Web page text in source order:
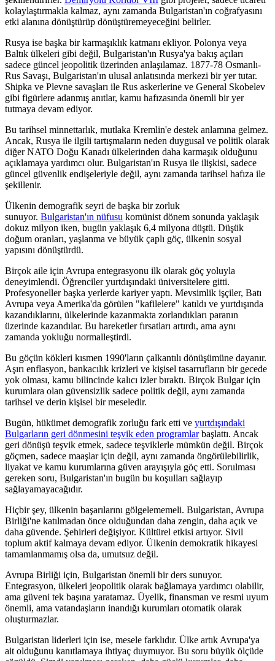
kolaylaştırmakla kalmaz, aynı zamanda Bulgaristan'ın coğrafyasını
etki alanına dönüştürüp dönüştüremeyeceğini belirler.
Rusya ise başka bir karmaşıklık katmanı ekliyor. Polonya veya
Baltık ülkeleri gibi değil, Bulgaristan'ın Rusya'ya bakış açıları
sadece güncel jeopolitik üzerinden anlaşılamaz. 1877-78 Osmanlı-
Rus Savaşı, Bulgaristan'ın ulusal anlatısında merkezi bir yer tutar.
Shipka ve Plevne savaşları ile Rus askerlerine ve General Skobelev
gibi figürlere adanmış anıtlar, kamu hafızasında önemli bir yer
tutmaya devam ediyor.
Bu tarihsel minnettarlık, mutlaka Kremlin'e destek anlamına gelmez.
Ancak, Rusya ile ilgili tartışmaların neden duygusal ve politik olarak
diğer NATO Doğu Kanadı ülkelerinden daha karmaşık olduğunu
açıklamaya yardımcı olur. Bulgaristan'ın Rusya ile ilişkisi, sadece
güncel güvenlik endişeleriyle değil, aynı zamanda tarihsel hafıza ile
şekillenir.
Ülkenin demografik seyri de başka bir zorluk
sunuyor. Bulgaristan'ın nüfusu komünist dönem sonunda yaklaşık
dokuz milyon iken, bugün yaklaşık 6,4 milyona düştü. Düşük
doğum oranları, yaşlanma ve büyük çaplı göç, ülkenin sosyal
yapısını dönüştürdü.
Birçok aile için Avrupa entegrasyonu ilk olarak göç yoluyla
deneyimlendi. Öğrenciler yurtdışındaki üniversitelere gitti.
Profesyoneller başka yerlerde kariyer yaptı. Mevsimlik işçiler, Batı
Avrupa veya Amerika'da görülen "kafilelere" katıldı ve yurtdışında
kazandıklarını, ülkelerinde kazanmakta zorlandıkları paranın
üzerinde kazandılar. Bu hareketler fırsatları artırdı, ama aynı
zamanda yokluğu normalleştirdi.
Bu göçün kökleri kısmen 1990'ların çalkantılı dönüşümüne dayanır.
Aşırı enflasyon, bankacılık krizleri ve kişisel tasarrufların bir gecede
yok olması, kamu bilincinde kalıcı izler bıraktı. Birçok Bulgar için
kurumlara olan güvensizlik sadece politik değil, aynı zamanda
tarihsel ve derin kişisel bir meseledir.
Bugün, hükümet demografik zorluğu fark etti ve yurtdışındaki
Bulgarların geri dönmesini teşvik eden programlarbaşlattı. Ancak
geri dönüşü teşvik etmek, sadece teşviklerle mümkün değil. Birçok
göçmen, sadece maaşlar için değil, aynı zamanda öngörülebilirlik,
liyakat ve kamu kurumlarına güven arayışıyla göç etti. Sorulması
gereken soru, Bulgaristan'ın bugün bu koşulları sağlayıp
sağlayamayacağıdır.
Hiçbir şey, ülkenin başarılarını gölgelememeli. Bulgaristan, Avrupa
Birliği'ne katılmadan önce olduğundan daha zengin, daha açık ve
daha güvende. Şehirleri değişiyor. Kültürel etkisi artıyor. Sivil
toplum aktif kalmaya devam ediyor. Ülkenin demokratik hikayesi
tamamlanmamış olsa da, umutsuz değil.
Avrupa Birliği için, Bulgaristan önemli bir ders sunuyor.
Entegrasyon, ülkeleri jeopolitik olarak bağlamaya yardımcı olabilir,
ama güveni tek başına yaratamaz. Üyelik, finansman ve resmi uyum
önemli, ama vatandaşların inandığı kurumları otomatik olarak
oluşturmazlar.
Bulgaristan liderleri için ise, mesele farklıdır. Ülke artık Avrupa'ya
ait olduğunu kanıtlamaya ihtiyaç duymuyor. Bu soru büyük ölçüde